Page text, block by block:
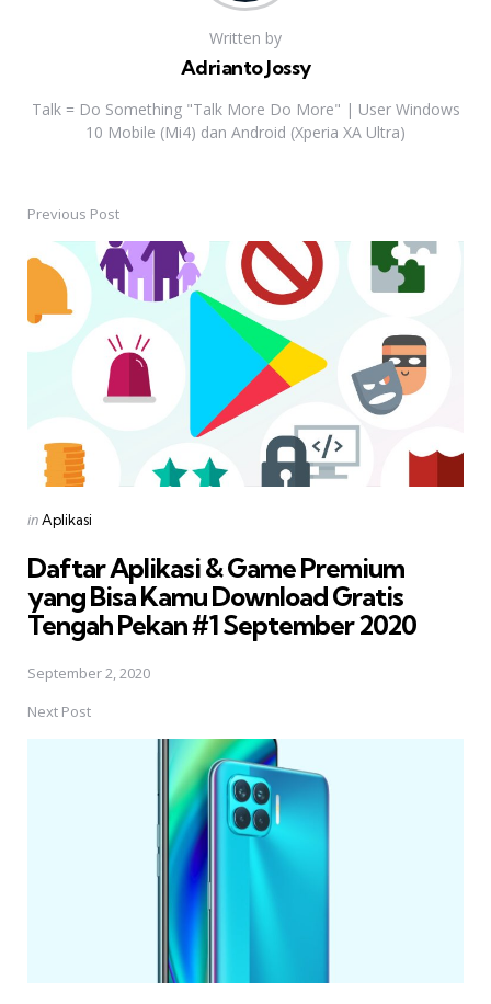
Written by
Adrianto Jossy
Talk = Do Something "Talk More Do More" | User Windows
10 Mobile (Mi4) dan Android (Xperia XA Ultra)
Post
navigation
Previous Post
Posted
inAplikasi
Daftar Aplikasi & Game Premium
yang Bisa Kamu Download Gratis 
Tengah Pekan #1 September 2020
September 2, 2020
Next Post